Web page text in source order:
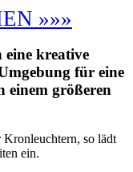
»»»
kreative
für eine
einem größeren
Kronleuchtern, so lädt
ein.